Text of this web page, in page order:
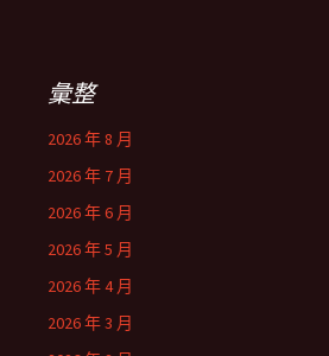
彙整
2026 年 8 月
2026 年 7 月
2026 年 6 月
2026 年 5 月
2026 年 4 月
2026 年 3 月